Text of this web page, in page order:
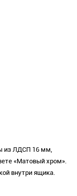
из ЛДСП 16 мм,
«Матовый хром».
внутри ящика.